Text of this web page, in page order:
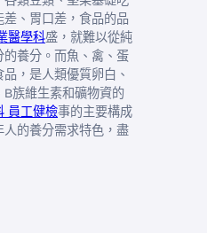
、胃口差，食品的品
醫學科盛，就難以從純
養分。而魚、禽、蛋
，是人類優質卵白、
族維生素和礦物資的
員工健檢事的主要構成
的養分需求特色，盡